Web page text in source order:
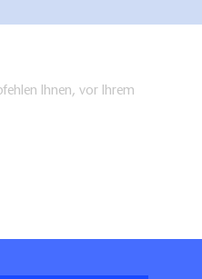
Ihnen, vor Ihrem